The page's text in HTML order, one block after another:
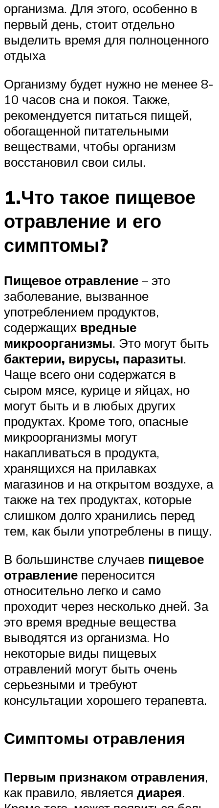
организма. Для этого, особенно в
первый день, стоит отдельно
выделить время для полноценного
отдыха
Организму будет нужно не менее 8-
10 часов сна и покоя. Также,
рекомендуется питаться пищей,
обогащенной питательными
веществами, чтобы организм
восстановил свои силы.
1.Что такое пищевое
отравление и его
симптомы?
Пищевое отравление – это
заболевание, вызванное
употреблением продуктов,
содержащих вредные
микроорганизмы. Это могут быть
бактерии, вирусы, паразиты.
Чаще всего они содержатся в
сыром мясе, курице и яйцах, но
могут быть и в любых других
продуктах. Кроме того, опасные
микроорганизмы могут
накапливаться в продукта,
хранящихся на прилавках
магазинов и на открытом воздухе, а
также на тех продуктах, которые
слишком долго хранились перед
тем, как были употреблены в пищу.
В большинстве случаев пищевое
отравление переносится
относительно легко и само
проходит через несколько дней. За
это время вредные вещества
выводятся из организма. Но
некоторые виды пищевых
отравлений могут быть очень
серьезными и требуют
консультации хорошего терапевта.
Симптомы отравления
Первым признаком отравления,
как правило, является диарея.